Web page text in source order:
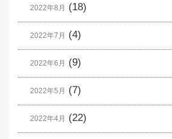
2022年8月 (18)
2022年7月 (4)
2022年6月 (9)
2022年5月 (7)
2022年4月 (22)